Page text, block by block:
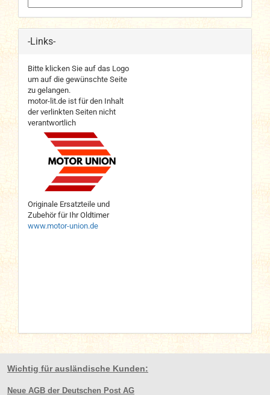
-Links-
Bitte klicken Sie auf das Logo
um auf die gewünschte Seite
zu gelangen.
motor-lit.de ist für den Inhalt
der verlinkten Seiten nicht
verantwortlich
Originale Ersatzteile und
Zubehör für Ihr Oldtimer
www.motor-union.de
Wichtig für ausländische Kunden:
Neue AGB der Deutschen Post AG